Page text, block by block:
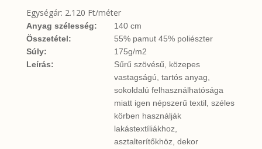
Egységár: 2.120 Ft/méter
Anyag szélesség:
140 cm
Összetétel:
55% pamut 45% poliészter
Súly:
175g/m2
Leírás:
Sűrű szövésű, közepes
vastagságú, tartós anyag,
sokoldalú felhasználhatósága
miatt igen népszerű textil, széles
körben használják
lakástextíliákhoz,
asztalterítőkhöz, dekor